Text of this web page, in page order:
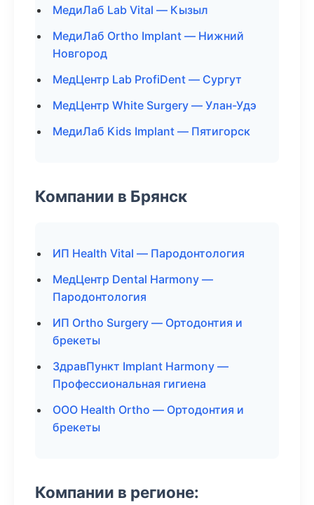
МедиЛаб Lab Vital — Кызыл
МедиЛаб Ortho Implant — Нижний
Новгород
МедЦентр Lab ProfiDent — Сургут
МедЦентр White Surgery — Улан-Удэ
МедиЛаб Kids Implant — Пятигорск
Компании в Брянск
ИП Health Vital — Пародонтология
МедЦентр Dental Harmony —
Пародонтология
ИП Ortho Surgery — Ортодонтия и
брекеты
ЗдравПункт Implant Harmony —
Профессиональная гигиена
ООО Health Ortho — Ортодонтия и
брекеты
Компании в регионе: